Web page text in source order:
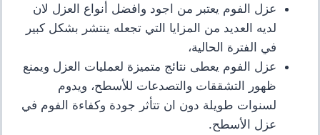
عزل الفوم يعتبر من اجود وافضل أنواع العزل لان
لديه العديد من المزايا التي تجعله ينتشر بشكل كبير
في الفترة الحالية،
عزل الفوم يعطى نتائج متميزة لعمليات العزل ويمنع
ظهور التشققات والتصدعات للأسطح، ويدوم
لسنوات طويلة دون ان تتأثر جودة وكفاءة الفوم في
عزل الأسطح.